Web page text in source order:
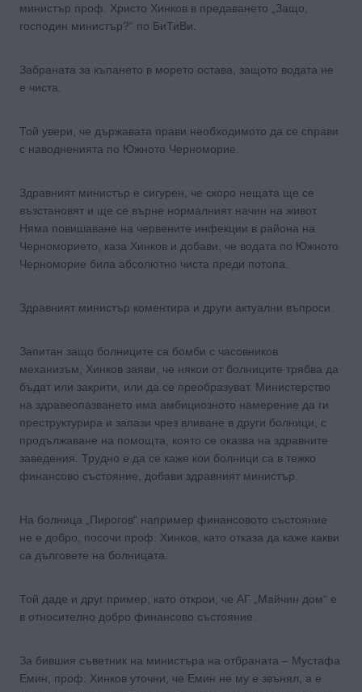
министър проф. Христо Хинков в предаването „Защо,
господин министър?“ по БиТиВи.
Забраната за къпането в морето остава, защото водата не
е чиста.
Той увери, че държавата прави необходимото да се справи
с наводненията по Южното Черноморие.
Здравният министър е сигурен, че скоро нещата ще се
възстановят и ще се върне нормалният начин на живот.
Няма повишаване на червените инфекции в района на
Черноморието, каза Хинков и добави, че водата по Южното
Черноморие била абсолютно чиста преди потопа.
Здравният министър коментира и други актуални въпроси.
Запитан защо болниците са бомби с часовников
механизъм, Хинков заяви, че някои от болниците трябва да
бъдат или закрити, или да се преобразуват. Министерство
на здравеопазването има амбициозното намерение да ги
преструктурира и запази чрез вливане в други болници, с
продължаване на помощта, която се оказва на здравните
заведения. Трудно е да се каже кои болници са в тежко
финансово състояние, добави здравният министър.
На болница „Пирогов“ например финансовото състояние
не е добро, посочи проф. Хинков, като отказа да каже какви
са дълговете на болницата.
Той даде и друг пример, като открои, че АГ „Майчин дом“ е
в относително добро финансово състояние.
За бившия съветник на министъра на отбраната – Мустафа
Емин, проф. Хинков уточни, че Емин не му е звънял, а е